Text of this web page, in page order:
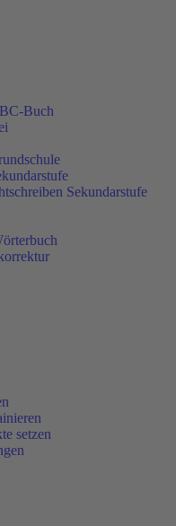
Buch
Sekundarstufe
setzen